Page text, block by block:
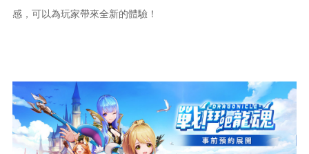
感，可以為玩家帶來全新的體驗！